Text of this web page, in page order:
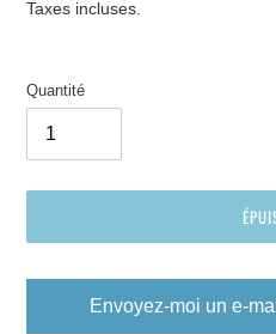
Taxes incluses.
Quantité
Envoyez-moi un e-